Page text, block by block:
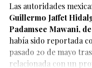
De acuerdo con el
ambos se encontraban
afecto cuando fueron
seguridad, quienes les
Las autoridades
Guillermo Jaffet
Padamsee Mawani,
había sido reportada
pasado 20 de mayo
relacionada con un